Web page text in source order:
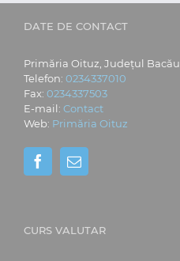
DATE DE CONTACT
Primăria Oituz, Județul Bacău
Telefon: 0234337010
Fax: 0234337503
E-mail: Contact
Web: Primăria Oituz
CURS VALUTAR